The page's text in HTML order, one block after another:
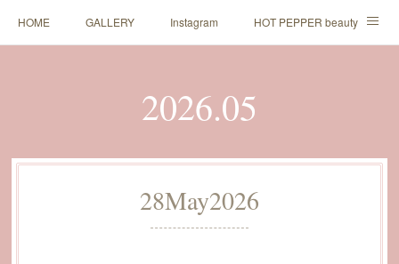
HOME GALLERY Instagram HOT PEPPER beauty
2026.05
28May2026